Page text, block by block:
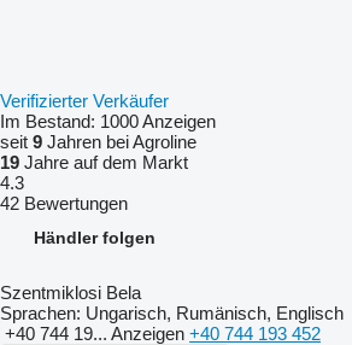
Verifizierter Verkäufer
Im Bestand: 1000 Anzeigen
seit 9 Jahren bei Agroline
19 Jahre auf dem Markt
4.3
42 Bewertungen
Händler folgen
Szentmiklosi Bela
Sprachen: Ungarisch, Rumänisch, Englisch
+40 744 19... Anzeigen +40 744 193 452